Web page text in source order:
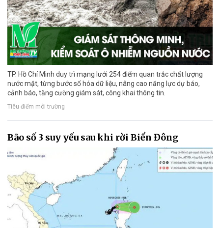
TP. Hồ Chí Minh duy trì mạng lưới 254 điểm quan trắc chất lượng
nước mặt, từng bước số hóa dữ liệu, nâng cao năng lực dự báo,
cảnh báo, tăng cường giám sát, công khai thông tin.
Tiêu điểm môi trường
Bão số 3 suy yếu sau khi rời Biển Đông